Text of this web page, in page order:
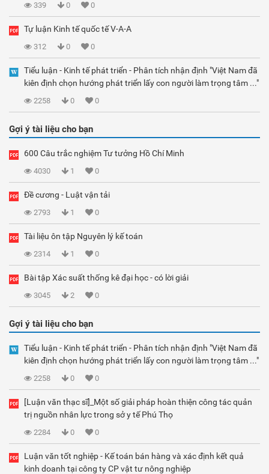
339 0 0
Tự luận Kinh tế quốc tế V-A-A
312 0 0
Tiểu luận - Kinh tế phát triển - Phân tích nhận định "Việt Nam đã
kiên định chọn hướng phát triển lấy con người làm trọng tâm ..."
2258 0 0
Gợi ý tài liệu cho bạn
600 Câu trắc nghiệm Tư tưởng Hồ Chí Minh
4030 1 0
Đề cương - Luật vận tải
2793 1 0
Tài liệu ôn tập Nguyên lý kế toán
2314 1 0
Bài tập Xác suất thống kê đại học - có lời giải
3045 2 0
Gợi ý tài liệu cho bạn
Tiểu luận - Kinh tế phát triển - Phân tích nhận định "Việt Nam đã
kiên định chọn hướng phát triển lấy con người làm trọng tâm ..."
2258 0 0
[Luận văn thạc sĩ]_Một số giải pháp hoàn thiện công tác quản
trị nguồn nhân lực trong sở y tế Phú Thọ
2284 0 0
Luận văn tốt nghiệp - Kế toán bán hàng và xác định kết quả
kinh doanh tại công ty CP vật tư nông nghiệp